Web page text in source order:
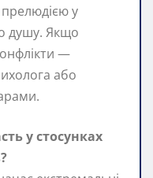
у
душу. Якщо
—
або
у стосунках